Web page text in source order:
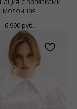
молочная
6 990 руб.